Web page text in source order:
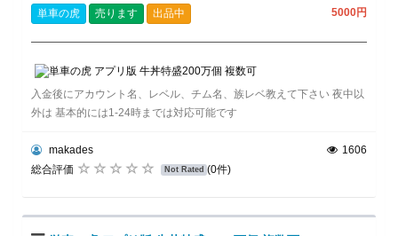
単車の虎 売ります 出品中 5000円
入金後にアカウント名、レベル、チム名、族レベ教えて下さい 夜中以
外は 基本的には1-24時までは対応可能です
makades
総合評価
Not Rated (0件)
1606